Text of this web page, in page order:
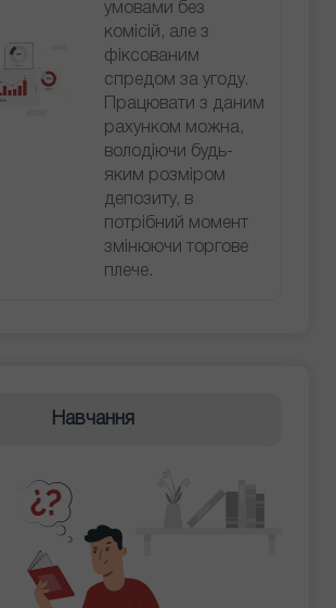
умовами без
комісій, але з
фіксованим
спредом за угоду.
Працювати з даним
рахунком можна,
володіючи будь-
яким розміром
депозиту, в
потрібний момент
змінюючи торгове
плече.
Навчання